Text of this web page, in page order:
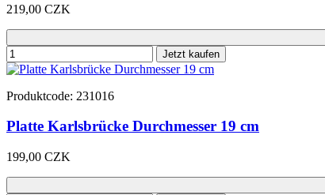
219,00 CZK
Jetzt kaufen
Produktcode: 231016
Platte Karlsbrücke Durchmesser 19 cm
199,00 CZK